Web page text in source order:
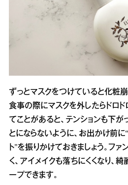
ずっとマスクをつけていると化粧
食事の際にマスクを外したらドロ
てことがあると、テンションも下が
とにならないように、お出かけ前
ト”を振りかけておきましょう。フ
く、アイメイクも落ちにくくなり、
ープできます。